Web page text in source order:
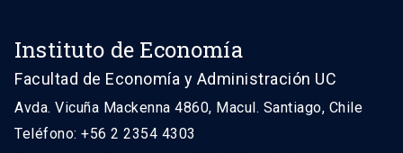
Instituto de Economía
Facultad de Economía y Administración UC
Avda. Vicuña Mackenna 4860, Macul. Santiago, Chile
Teléfono: +56 2 2354 4303